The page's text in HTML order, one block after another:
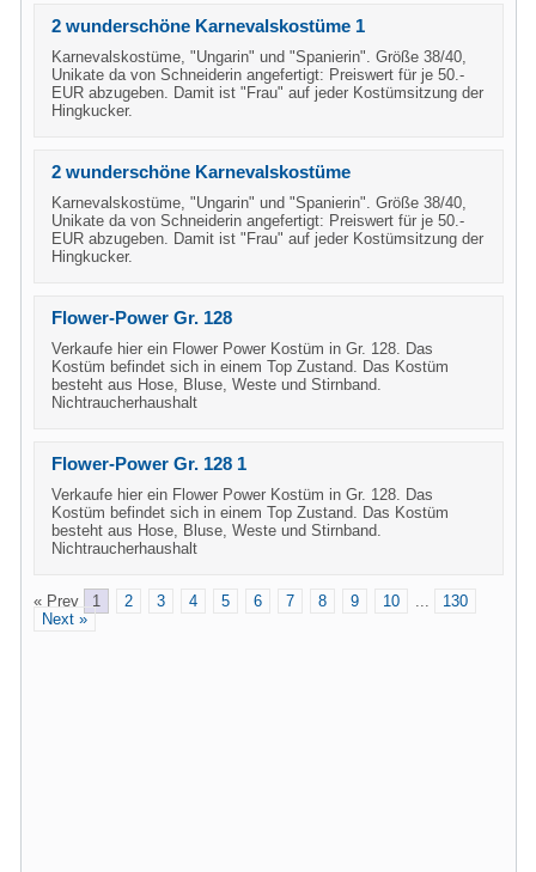
2 wunderschöne Karnevalskostüme 1
Karnevalskostüme, "Ungarin" und "Spanierin". Größe 38/40,
Unikate da von Schneiderin angefertigt: Preiswert für je 50.-
EUR abzugeben. Damit ist "Frau" auf jeder Kostümsitzung der
Hingkucker.
2 wunderschöne Karnevalskostüme
Karnevalskostüme, "Ungarin" und "Spanierin". Größe 38/40,
Unikate da von Schneiderin angefertigt: Preiswert für je 50.-
EUR abzugeben. Damit ist "Frau" auf jeder Kostümsitzung der
Hingkucker.
Flower-Power Gr. 128
Verkaufe hier ein Flower Power Kostüm in Gr. 128. Das
Kostüm befindet sich in einem Top Zustand. Das Kostüm
besteht aus Hose, Bluse, Weste und Stirnband.
Nichtraucherhaushalt
Flower-Power Gr. 128 1
Verkaufe hier ein Flower Power Kostüm in Gr. 128. Das
Kostüm befindet sich in einem Top Zustand. Das Kostüm
besteht aus Hose, Bluse, Weste und Stirnband.
Nichtraucherhaushalt
« Prev 1 2 3 4 5 6 7 8 9 10 ...
130
Next »